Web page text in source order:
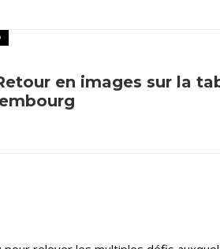
en images sur la